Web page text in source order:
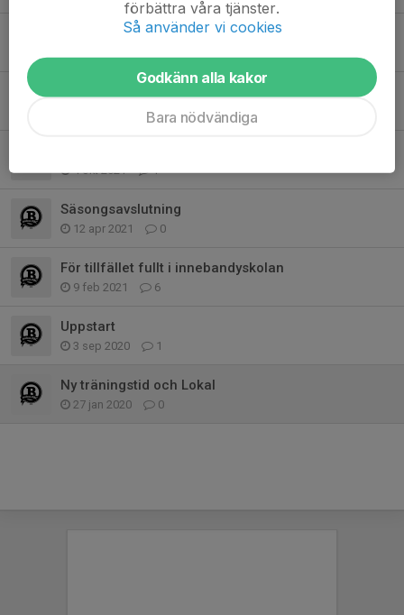
Juluppehållet 2022
4 okt 2021 1
Säsongsavslutning
12 apr 2021 0
För tillfället fullt i innebandyskolan
9 feb 2021 6
Uppstart
3 sep 2020 1
Ny träningstid och Lokal
27 jan 2020 0
förbättra våra tjänster.
Så använder vi cookies
Godkänn alla kakor
Bara nödvändiga